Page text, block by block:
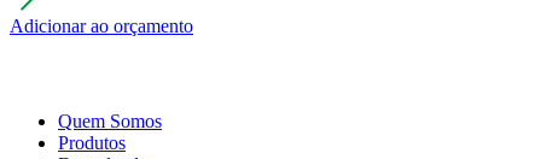
Adicionar ao orçamento
Quem Somos
Produtos